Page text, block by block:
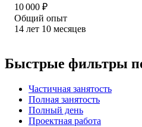
10 000 ₽
Общий опыт
14 лет 10 месяцев
Быстрые фильтры
Частичная занятость
Полная занятость
Полный день
Проектная работа